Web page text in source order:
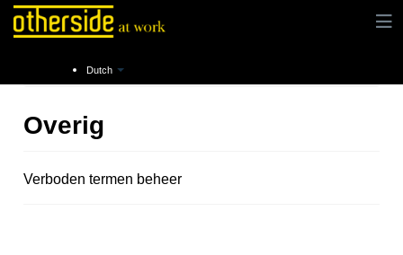
Dutch
Instructies Overig
Overig
Verboden termen beheer